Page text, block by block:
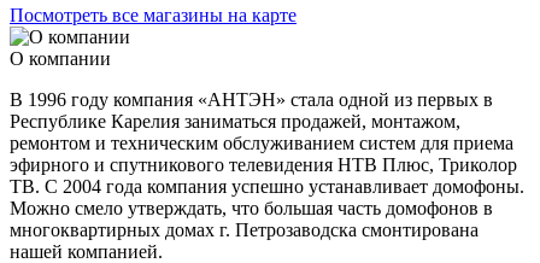
Посмотреть все магазины на карте
О компании
В 1996 году компания «АНТЭН» стала одной из первых в
Республике Карелия заниматься продажей, монтажом,
ремонтом и техническим обслуживанием систем для приема
эфирного и спутникового телевидения НТВ Плюс, Триколор
ТВ. С 2004 года компания успешно устанавливает домофоны.
Можно смело утверждать, что большая часть домофонов в
многоквартирных домах г. Петрозаводска смонтирована
нашей компанией.